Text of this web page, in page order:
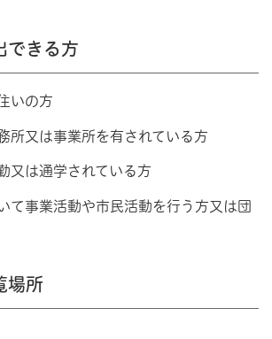
できる方
いの方
所又は事業所を有されている方
又は通学されている方
て事業活動や市民活動を行う方又は団
場所